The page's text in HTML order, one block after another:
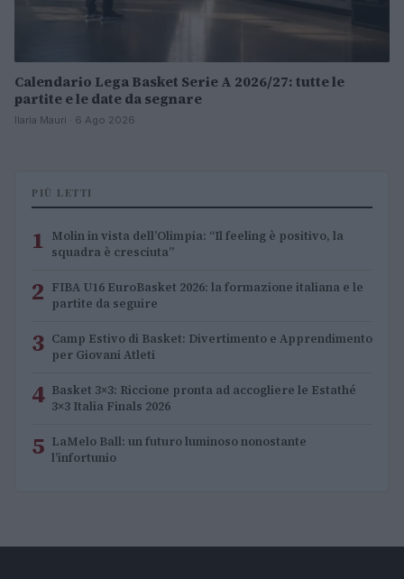
Calendario Lega Basket Serie A 2026/27: tutte le
partite e le date da segnare
Ilaria Mauri · 6 Ago 2026
PIÙ LETTI
1 Molin in vista dell’Olimpia: “Il feeling è positivo, la
squadra è cresciuta”
2 FIBA U16 EuroBasket 2026: la formazione italiana e le
partite da seguire
3 Camp Estivo di Basket: Divertimento e Apprendimento
per Giovani Atleti
4 Basket 3×3: Riccione pronta ad accogliere le Estathé
3×3 Italia Finals 2026
5 LaMelo Ball: un futuro luminoso nonostante
l’infortunio